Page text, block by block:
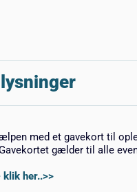
med et gavekort til
gælder til alle
her..>>